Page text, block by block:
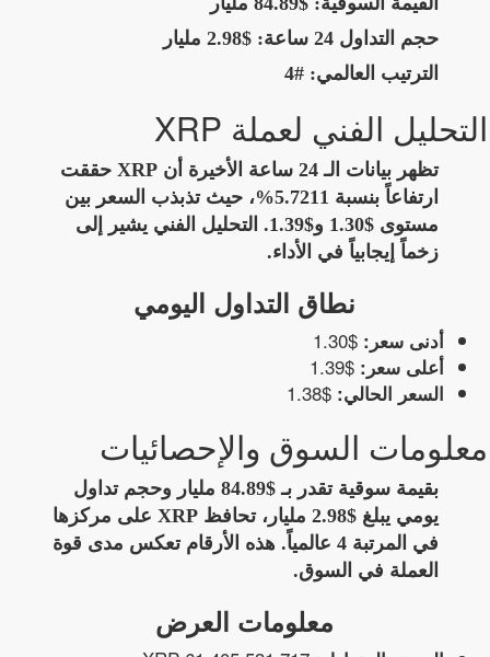
حجم التداول 24 ساعة:
$2.98 مليار
الترتيب العالمي: #4
التحليل الفني لعملة XRP
تظهر بيانات الـ 24 ساعة الأخيرة أن XRP حققت
ارتفاعاً بنسبة 5.7211%، حيث تذبذب السعر بين
مستوى $1.30 و$1.39. التحليل الفني يشير إلى
زخماً إيجابياً في الأداء.
نطاق التداول اليومي
أدنى سعر: $1.30
أعلى سعر: $1.39
السعر الحالي: $1.38
معلومات السوق والإحصائيات
بقيمة سوقية تقدر بـ $84.89 مليار وحجم تداول
يومي يبلغ $2.98 مليار، تحافظ XRP على مركزها
في المرتبة 4 عالمياً. هذه الأرقام تعكس مدى قوة
العملة في السوق.
معلومات العرض